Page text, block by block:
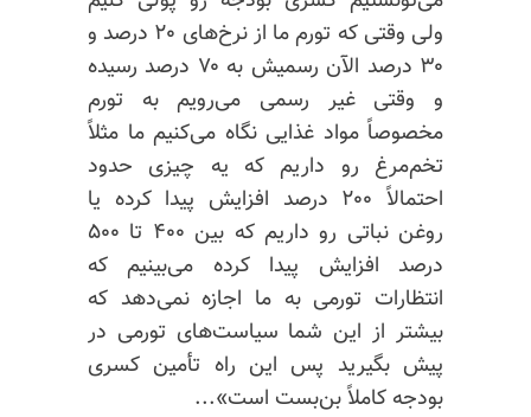
ولی وقتی که تورم ما از نرخ‌های ۲۰ درصد و
۳۰ درصد الآن رسمیش به ۷۰ درصد رسیده
و وقتی غیر رسمی می‌رویم به تورم
مخصوصاً مواد غذایی نگاه می‌کنیم ما مثلاً
تخم‌مرغ رو داریم که یه چیزی حدود
احتمالاً ۲۰۰ درصد افزایش پیدا کرده یا
روغن نباتی رو داریم که بین ۴۰۰ تا ۵۰۰
درصد افزایش پیدا کرده می‌بینیم که
انتظارات تورمی به ما اجازه نمی‌دهد که
بیشتر از این شما سیاست‌های تورمی در
پیش بگیرید پس این راه تأمین کسری
بودجه کاملاً بن‌بست است»...